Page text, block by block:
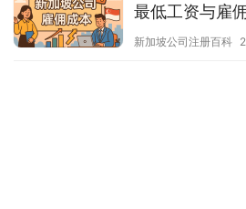
最低工资与雇
新加坡公司注册百科